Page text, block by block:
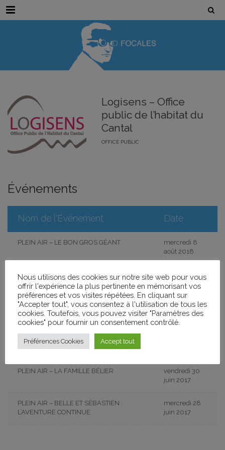
Menu
Logisens – Office
public de l’habitat du
Cantal
OFFICE PUBLIC
Événements
Nom de l'Événement Date
PLEIN AIR – LE BON GROS GÉANT
mercredi 8
août 2018
PLEIN AIR – LA VACHE
jeudi 12 juillet
2018
PLEIN AIR – UN SAC DE BILLES
vendredi 29
juin 2018
PLEIN AIR – LA VACHE
PLEIN AIR – LA FAMILLE BÉLIER
vendredi 30
juin 2017
PLEIN AIR – BELLE ET SÉBASTIEN :
L’AVENTURE CONTINUE
mercredi 28
juin 2017
Nous utilisons des cookies sur notre site web pour vous
offrir l'expérience la plus pertinente en mémorisant vos
préférences et vos visites répétées. En cliquant sur
"Accepter tout", vous consentez à l'utilisation de tous les
cookies. Toutefois, vous pouvez visiter "Paramètres des
cookies" pour fournir un consentement contrôlé.
Préférences Cookies Accept tout